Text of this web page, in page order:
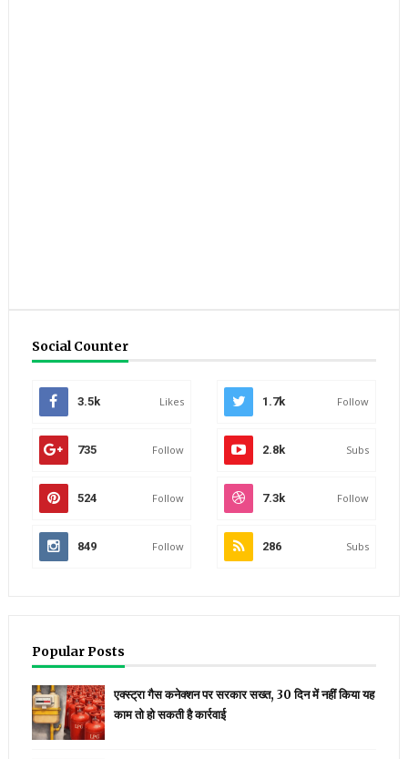
Social Counter
3.5k Likes 1.7k Follow
735 Follow 2.8k Subs
524 Follow 7.3k Follow
849 Follow 286 Subs
Popular Posts
एक्स्ट्रा गैस कनेक्शन पर सरकार सख्त, 30 दिन में नहीं किया यह
काम तो हो सकती है कार्रवाई